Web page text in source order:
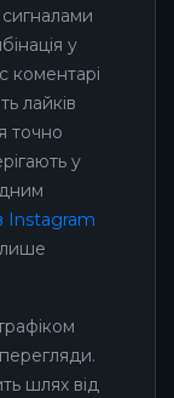
у
коментарі
лайків
точно
у
Instagram
шлях від